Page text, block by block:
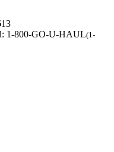
1-800-GO-U-HAUL(1-